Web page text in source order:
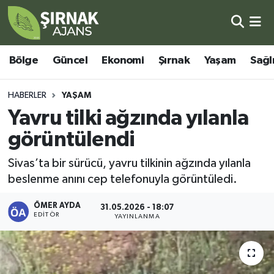
Bölge Güncel Ekonomi Şırnak Yaşam
HABERLER YAŞAM
Yavru tilki ağzında yılanla
görüntülendi
Sivas’ta bir sürücü, yavru tilkinin ağzında yılanla
beslenme anını cep telefonuyla görüntüledi.
ÖMER AYDA
EDITÖR
31.05.2026 - 18:07
YAYINLANMA
Bölge
Güncel
Ekonomi
Şırnak
Sağlık
Eğitim
Kültür - Sanat
Şırnak Nöbetçi Eczaneler
Şırnak Hava Durumu
Şirnak Namaz Vakitleri
Şırnak Trafik Yoğunluk Haritası
Süper Lig Puan Durumu ve Fikstür
Tüm Manşetler
Son Dakika Haberleri
Haber Arşivi